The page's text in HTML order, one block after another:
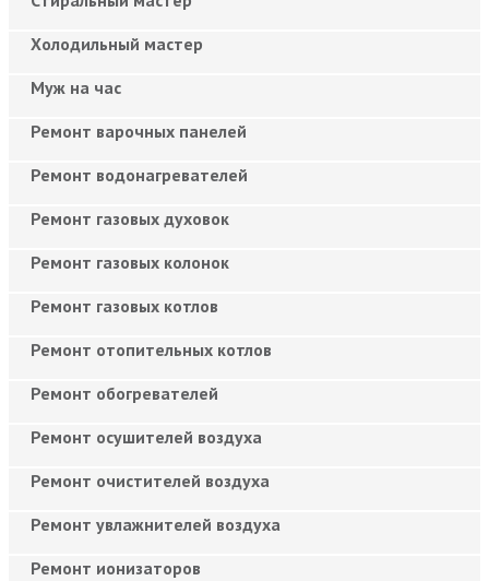
Холодильный мастер
Муж на час
Ремонт варочных панелей
Ремонт водонагревателей
Ремонт газовых духовок
Ремонт газовых колонок
Ремонт газовых котлов
Ремонт отопительных котлов
Ремонт обогревателей
Ремонт осушителей воздуха
Ремонт очистителей воздуха
Ремонт увлажнителей воздуха
Ремонт ионизаторов